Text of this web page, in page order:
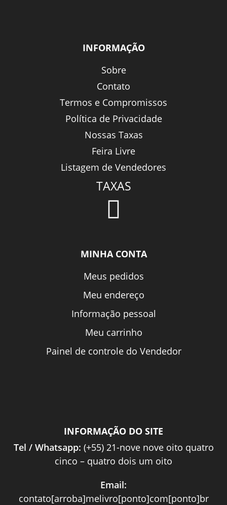
INFORMAÇÃO
Sobre
Contato
Termos e Compromissos
Política de Privacidade
Nossas Taxas
Feira Livre
Listagem de Vendedores
TAXAS
MINHA CONTA
Meus pedidos
Meu endereço
Informação pessoal
Meu carrinho
Painel de controle do Vendedor
INFORMAÇÃO DO SITE
Tel / Whatsapp: (+55) 21-nove nove oito quatro
cinco – quatro dois um oito
Email:
contato[arroba]melivro[ponto]com[ponto]br